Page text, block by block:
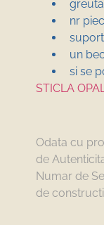
nr
un bec
si se
STICLA
Odata cu
de
Numar de
de